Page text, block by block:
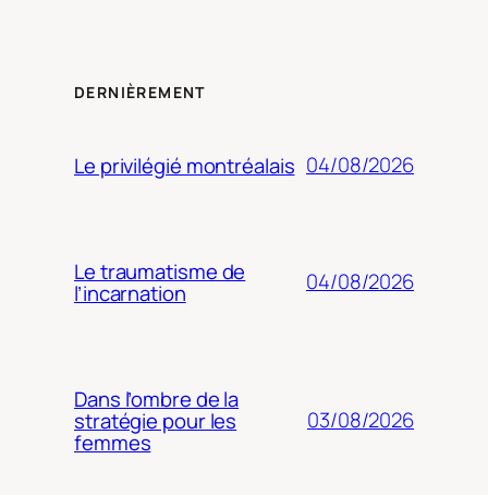
DERNIÈREMENT
Le privilégié montréalais 04/08/2026
Le traumatisme de
l’incarnation 04/08/2026
Dans l’ombre de la
stratégie pour les
femmes
03/08/2026